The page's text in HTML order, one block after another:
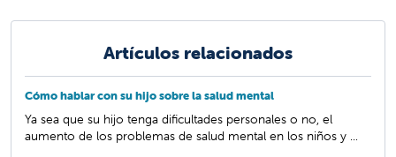
Artículos relacionados
Cómo hablar con su hijo sobre la salud mental
Ya sea que su hijo tenga dificultades personales o no, el
aumento de los problemas de salud mental en los niños y ...